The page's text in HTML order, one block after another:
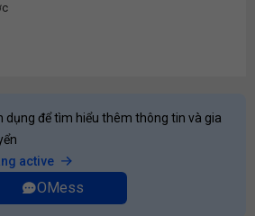
dụng để tìm hiểu thêm thông tin và gia
active
OMess